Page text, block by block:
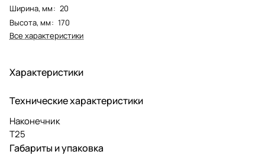
Ширина, мм: 20
Высота, мм: 170
Все характеристики
Характеристики
Технические характеристики
Наконечник
T25
Габариты и упаковка